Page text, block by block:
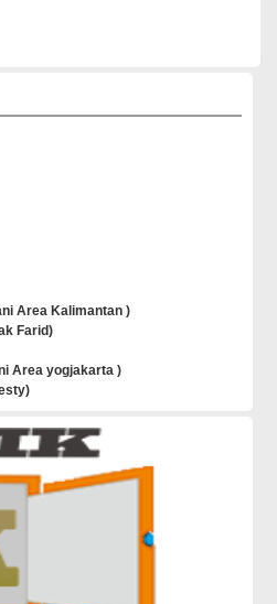
Area Kalimantan )
Farid)
Area yogjakarta )